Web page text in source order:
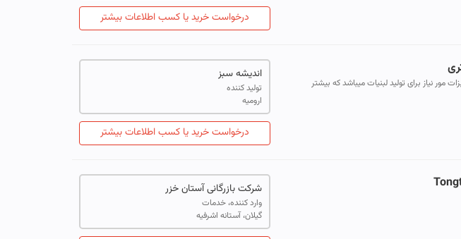
درخواست خرید یا کسب اطلاعات بیشتر
مور نیاز برای تولید لبنیات میباشد که بیشتر
اندیشه سبز
تولید کننده
ارومیه
درخواست خرید یا کسب اطلاعات بیشتر
شرکت بازرگانی آستان خزر
وارد کننده، خدمات
گیلان، آستانه اشرفیه